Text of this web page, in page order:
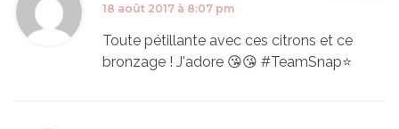
18 août 2017 à 8:07 pm
Toute pétillante avec ces citrons et ce
bronzage ! J'adore 😘😘 #TeamSnap⭐️